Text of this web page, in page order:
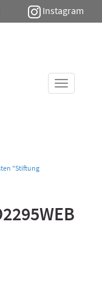
Instagram
Toggle
"Stiftung